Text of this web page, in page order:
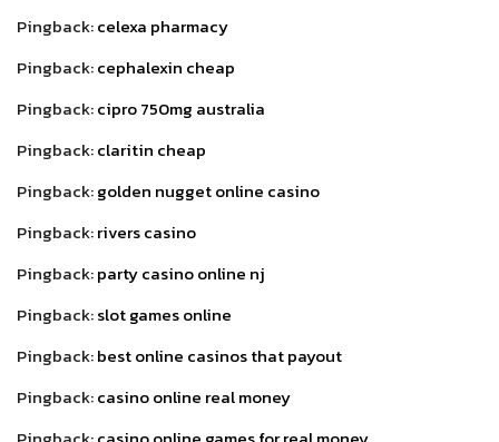
Pingback:celexa pharmacy
Pingback:cephalexin cheap
Pingback:cipro 750mg australia
Pingback:claritin cheap
Pingback:golden nugget online casino
Pingback:rivers casino
Pingback:party casino online nj
Pingback:slot games online
Pingback:best online casinos that payout
Pingback:casino online real money